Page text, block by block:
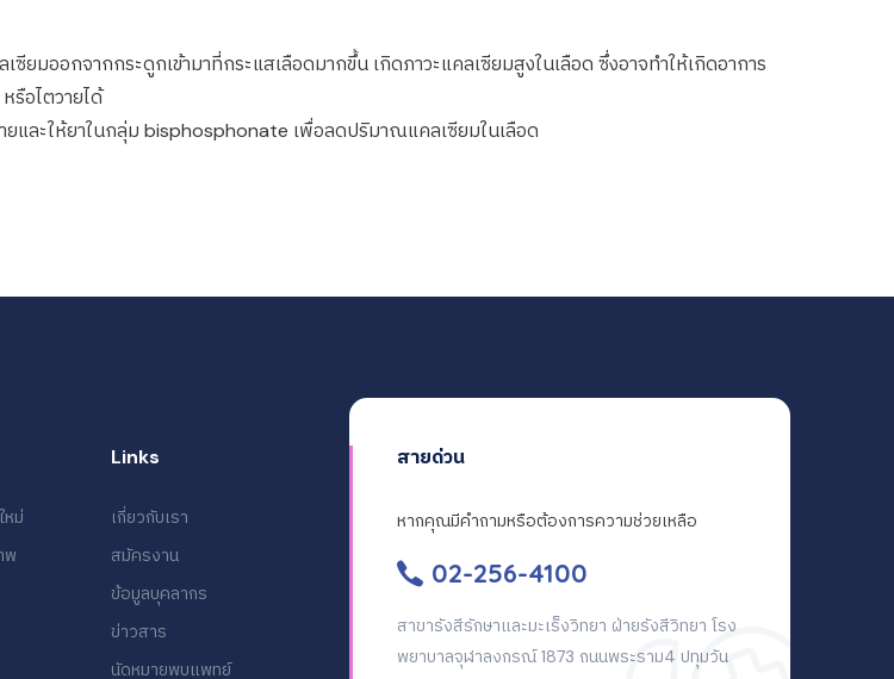
ออกจากกระดูกเข้ามาที่กระแสเลือดมากขึ้น เกิดภาวะแคลเซียมสูงในเลือด ซึ่งอาจทำให้เกิดอาการ
รือไตวายได้
และให้ยาในกลุ่ม bisphosphonate เพื่อลดปริมาณแคลเซียมในเลือด
หม่
พ
Links
เกี่ยวกับเรา
สมัครงาน
ข้อมูลบุคลากร
ข่าวสาร
นัดหมายพบแพทย์
สายด่วน
หากคุณมีคำถามหรือต้องการความช่วยเหลือ
02-256-4100
สาขารังสีรักษาและมะเร็งวิทยา ฝ่ายรังสีวิทยา โรง
พยาบาลจุฬาลงกรณ์ 1873 ถนนพระราม4 ปทุมวัน